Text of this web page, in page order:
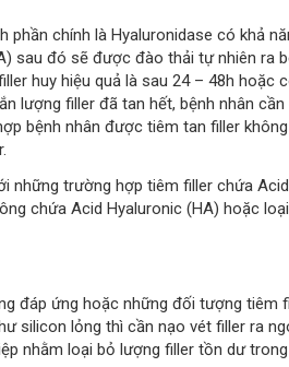
chính là Hyaluronidase có khả
sau đó sẽ được đào thải tự nhiên ra
huy hiệu quả là sau 24 – 48h hoặc
lượng filler đã tan hết, bệnh nhân
bệnh nhân được tiêm tan filler
những trường hợp tiêm filler chứa
chứa Acid Hyaluronic (HA) hoặc
đáp ứng hoặc những đối tượng tiêm
silicon lỏng thì cần nạo vét filler ra
nhằm loại bỏ lượng filler tồn dư